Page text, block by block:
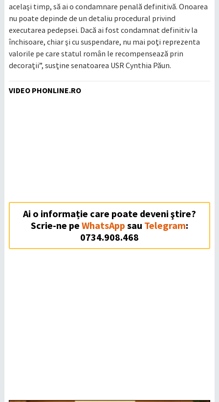
acelaşi timp, să ai o condamnare penală definitivă. Onoarea
nu poate depinde de un detaliu procedural privind
executarea pedepsei. Dacă ai fost condamnat definitiv la
închisoare, chiar şi cu suspendare, nu mai poţi reprezenta
valorile pe care statul român le recompensează prin
decoraţii”, susţine senatoarea USR Cynthia Păun.
VIDEO PHONLINE.RO
Ai o informație care poate deveni ştire?
Scrie-ne pe WhatsApp sau Telegram:
0734.908.468